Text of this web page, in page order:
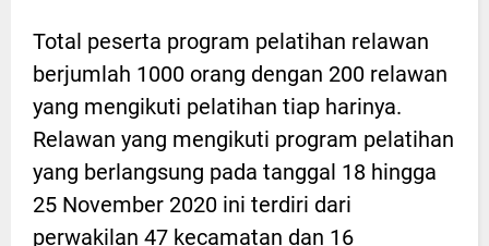
Total peserta program pelatihan relawan
berjumlah 1000 orang dengan 200 relawan
yang mengikuti pelatihan tiap harinya.
Relawan yang mengikuti program pelatihan
yang berlangsung pada tanggal 18 hingga
25 November 2020 ini terdiri dari
perwakilan 47 kecamatan dan 16